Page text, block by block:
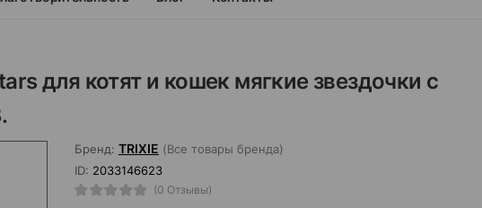
для котят и кошек мягкие звездочки с
Бренд: TRIXIE (Все товары бренда)
ID: 2033146623
(0 Отзывы)